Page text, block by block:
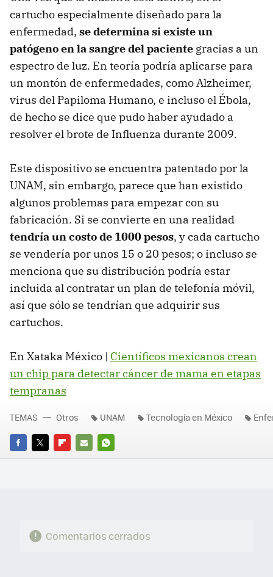
cartucho especialmente diseñado para la
enfermedad, se determina si existe un
patógeno en la sangre del paciente gracias a un
espectro de luz. En teoría podría aplicarse para
un montón de enfermedades, como Alzheimer,
virus del Papiloma Humano, e incluso el Ébola,
de hecho se dice que pudo haber ayudado a
resolver el brote de Influenza durante 2009.
Este dispositivo se encuentra patentado por la
UNAM, sin embargo, parece que han existido
algunos problemas para empezar con su
fabricación. Si se convierte en una realidad
tendría un costo de 1000 pesos, y cada cartucho
se vendería por unos 15 o 20 pesos; o incluso se
menciona que su distribución podría estar
incluida al contratar un plan de telefonía móvil,
así que sólo se tendrían que adquirir sus
cartuchos.
En Xataka México | Científicos mexicanos crean
un chip para detectar cáncer de mama en etapas
tempranas
FACEBOOK
TWITTERFLIPBOARD
E-
WHATSAPP
TEMAS Otros UNAM Tecnología en México
Comentarios cerrados